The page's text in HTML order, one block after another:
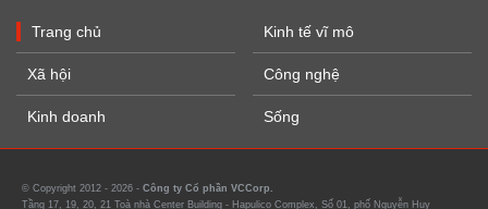
Trang chủ
Xã hội
Kinh doanh
Kinh tế vĩ mô
Công nghệ
Sống
© Copyright 2012 - 2026 - Công ty Cổ phần VCCorp.
Tầng 17, 19, 20, 21 Toà nhà Center Building - Hapulico Complex, Số 01, phố Nguyễn Huy